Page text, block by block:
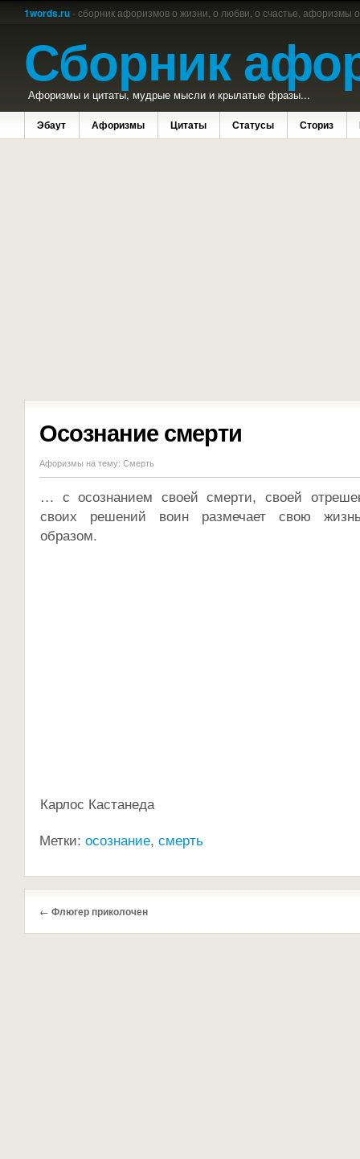
1words.ru- сборник афоризмов о жизни, о любви, о счастье,
Сборник
Афоризмы и цитаты, мудрые мысли и крылатые фразы...
Эбаут Афоризмы Цитаты Статусы Сториз
Осознание смерти
Афоризмы на тему: Смерть
… с осознанием своей смерти, своей
своих решений воин размечает свою жизнь
образом.
Карлос Кастанеда
Метки: осознание, смерть
← Флюгер приколочен